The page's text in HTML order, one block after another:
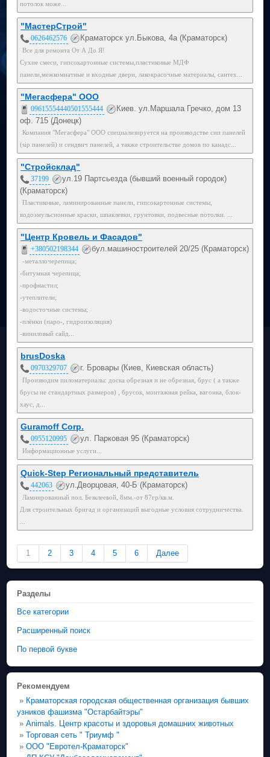
потолок може...
"МастерСтрой"
0626462576 Краматорск ул.Быкова, 4а (Краматорск)
Все для ремонта От А До Я!
Сухие смеси, гипсокартонные системы,пластиковые МДФ
панели,межкомнатные и входные двери, лакокрасочные материалы, сантех...
"Мегасфера" ООО
09615554440501555444
Киев. ул.Маршала Гречко, дом 13
оф. 715 (Донецк)
Компания "Мегасфера" ООО специализируется на производстве сип панелей
(sip панелей) и сендвич панелей, а также строительстве домов по канадс...
"Стройсклад"
37199
ул.19 Партсьезда (бывший военный городок)
(Краматорск)
Пластиковые, ламинированные панели, гипсокартонные системы,
водоэмульсионные краски, шпаклевки, грунтовки, подвесные потолки. ...
"Центр Кровель и Фасадов"
+380502198344 бул.машиностроителей 20/25 (Краматорск)
-металлочерепица;
-битумная черепица;
-профнастил;
-утеплители;
-водосточные системы;
-плёнки (паро-, гидроизоляция)
-виниловый сайд...
brusDoska
0970329707 г. Бровары (Киев, Киевская область)
Производим пиломатериалы: доска обрезная и не обрезная, брус ( а также
брусы не стандартных размеров) , брусок, монтажная рейка, вагонка, блок-
хаус, д...
Guramoff Corp.
0955120995 ул. Парковая 95 (Краматорск)
Информационные услуги...
Quick-Step Региональный представитель
442063 ул.Дворцовая, 40-Б (Краматорск)
Ламнированный пол. Безклеевой, 8мм.-от 87гр/кв.м.
Для строительных бригад и организаций выгодные условия сотрудничества.
1 2 3 4 5 6 Далее
Разделы
Все категории
Расширенный поиск
По первой букве
Рекомендуем
» Краматорская городская общественная организация бывших
узников фашизма "Остарбайтэры"
»Animals. Центр красоты и здоровья домашних животных
»Торговая сеть " Триумф "
»ООО "Евротел-Краматорск"